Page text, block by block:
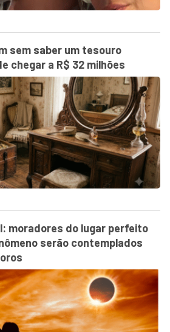
sem saber um tesouro
chegar a R$ 32 milhões
moradores do lugar perfeito
serão contemplados